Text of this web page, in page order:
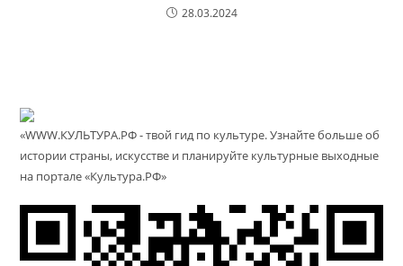
28.03.2024
«WWW.КУЛЬТУРА.РФ - твой гид по культуре. Узнайте больше об
истории страны, искусстве и планируйте культурные выходные
на портале «Культура.РФ»